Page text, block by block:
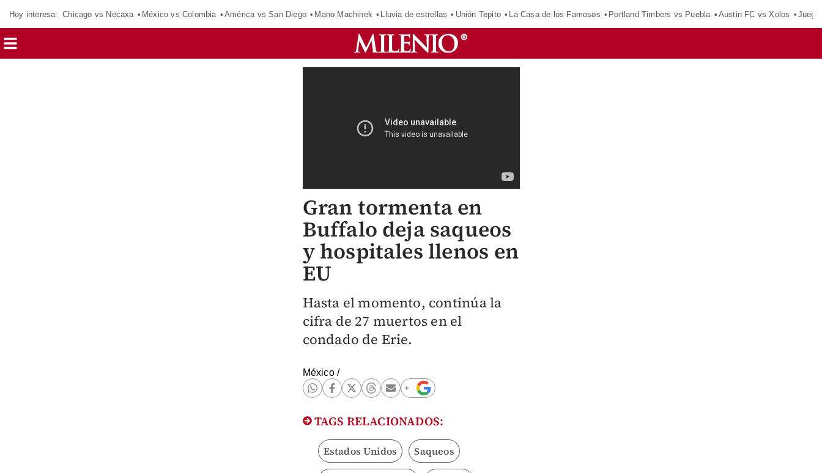
Hoy interesa: Chicago vs Necaxa México vs Colombia América vs San Diego Mano Machinek Lluvia de estrellas Unión Tepito La Casa de los Famosos Portland Timbers vs Puebla Austin FC vs Xolos
Gran tormenta en
Buffalo deja saqueos
y hospitales llenos en
EU
Hasta el momento, continúa la
cifra de 27 muertos en el
condado de Erie.
México/
TAGS RELACIONADOS:
Estados Unidos Saqueos